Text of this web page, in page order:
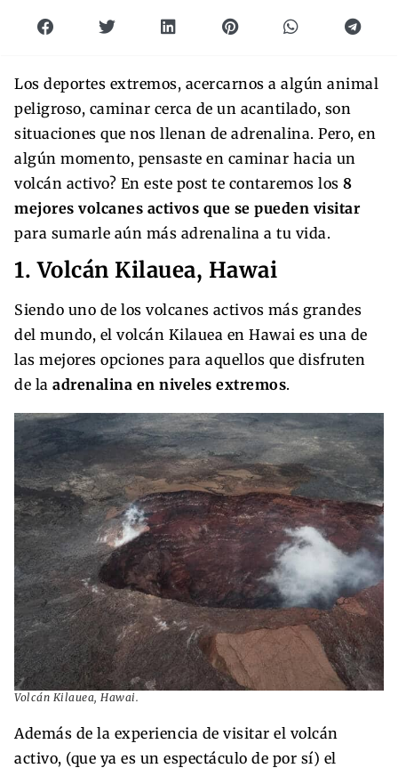
Los deportes extremos, acercarnos a algún animal
peligroso, caminar cerca de un acantilado, son
situaciones que nos llenan de adrenalina. Pero, en
algún momento, pensaste en caminar hacia un
volcán activo? En este post te contaremos los 8
mejores volcanes activos que se pueden visitar
para sumarle aún más adrenalina a tu vida.
1. Volcán Kilauea, Hawai
Siendo uno de los volcanes activos más grandes
del mundo, el volcán Kilauea en Hawai es una de
las mejores opciones para aquellos que disfruten
de la adrenalina en niveles extremos.
Volcán Kilauea, Hawai.
Además de la experiencia de visitar el volcán
activo, (que ya es un espectáculo de por sí) el